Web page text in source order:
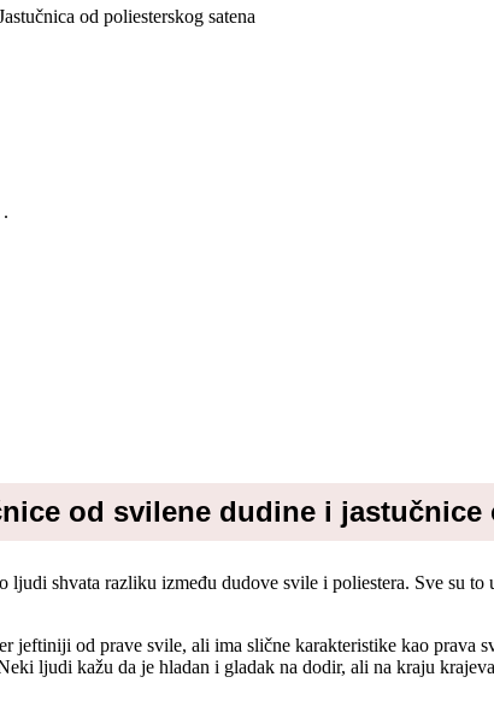
od poliesterskog satena
od svilene dudine i jastučnice
ljudi shvata razliku između dudove svile i poliestera. Sve su
jeftiniji od prave svile, ali ima slične karakteristike kao prava
ljudi kažu da je hladan i gladak na dodir, ali na kraju